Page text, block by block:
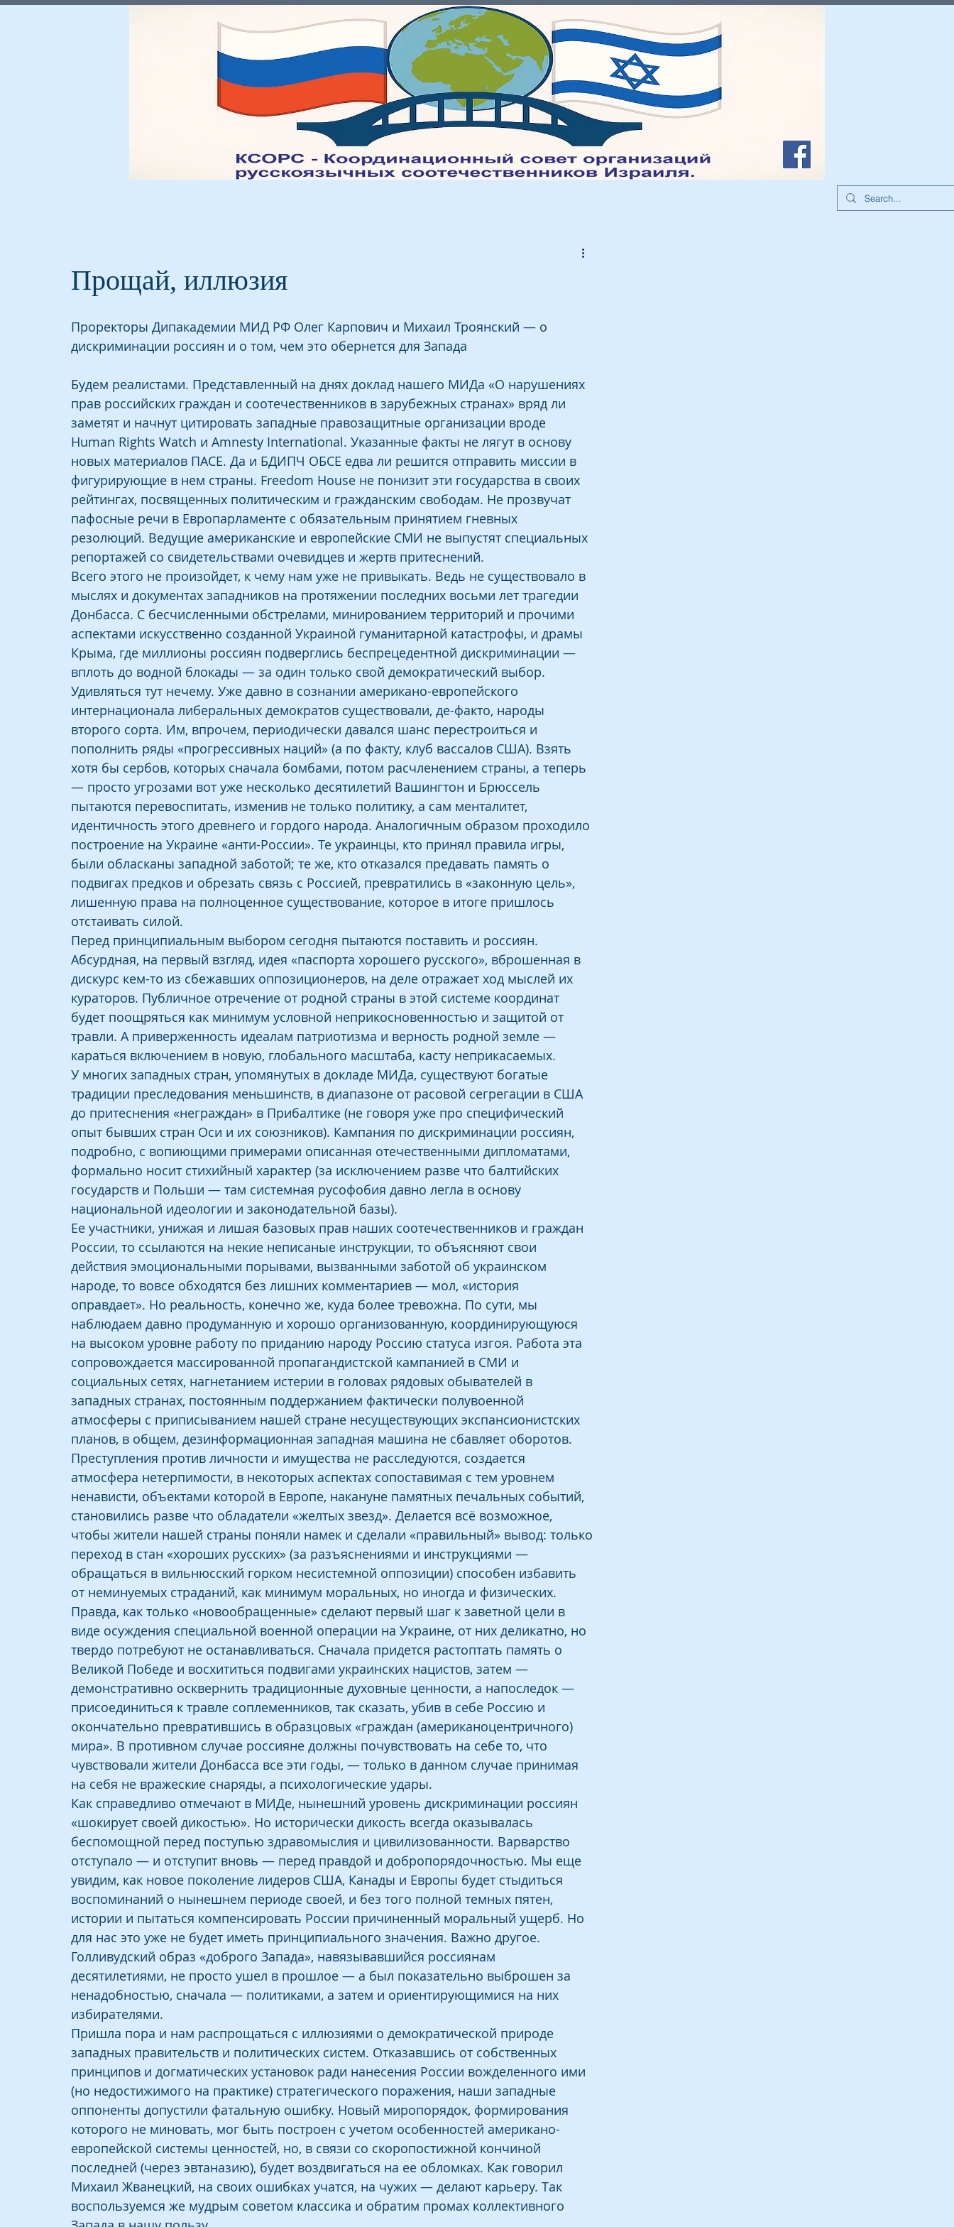
Прощай, иллюзия
Проректоры Дипакадемии МИД РФ Олег Карпович и Михаил Троянский — о
дискриминации россиян и о том, чем это обернется для Запада
Будем реалистами. Представленный на днях доклад нашего МИДа «О нарушениях
прав российских граждан и соотечественников в зарубежных странах» вряд ли
заметят и начнут цитировать западные правозащитные организации вроде
Human Rights Watch и Amnesty International. Указанные факты не лягут в основу
новых материалов ПАСЕ. Да и БДИПЧ ОБСЕ едва ли решится отправить миссии в
фигурирующие в нем страны. Freedom House не понизит эти государства в своих
рейтингах, посвященных политическим и гражданским свободам. Не прозвучат
пафосные речи в Европарламенте с обязательным принятием гневных
резолюций. Ведущие американские и европейские СМИ не выпустят специальных
репортажей со свидетельствами очевидцев и жертв притеснений.
Всего этого не произойдет, к чему нам уже не привыкать. Ведь не существовало в
мыслях и документах западников на протяжении последних восьми лет трагедии
Донбасса. С бесчисленными обстрелами, минированием территорий и прочими
аспектами искусственно созданной Украиной гуманитарной катастрофы, и драмы
Крыма, где миллионы россиян подверглись беспрецедентной дискриминации —
вплоть до водной блокады — за один только свой демократический выбор.
Удивляться тут нечему. Уже давно в сознании американо-европейского
интернационала либеральных демократов существовали, де-факто, народы
второго сорта. Им, впрочем, периодически давался шанс перестроиться и
пополнить ряды «прогрессивных наций» (а по факту, клуб вассалов США). Взять
хотя бы сербов, которых сначала бомбами, потом расчленением страны, а теперь
— просто угрозами вот уже несколько десятилетий Вашингтон и Брюссель
пытаются перевоспитать, изменив не только политику, а сам менталитет,
идентичность этого древнего и гордого народа. Аналогичным образом проходило
построение на Украине «анти-России». Те украинцы, кто принял правила игры,
были обласканы западной заботой; те же, кто отказался предавать память о
подвигах предков и обрезать связь с Россией, превратились в «законную цель»,
лишенную права на полноценное существование, которое в итоге пришлось
отстаивать силой.
Перед принципиальным выбором сегодня пытаются поставить и россиян.
Абсурдная, на первый взгляд, идея «паспорта хорошего русского», вброшенная в
дискурс кем-то из сбежавших оппозиционеров, на деле отражает ход мыслей их
кураторов. Публичное отречение от родной страны в этой системе координат
будет поощряться как минимум условной неприкосновенностью и защитой от
травли. А приверженность идеалам патриотизма и верность родной земле —
караться включением в новую, глобального масштаба, касту неприкасаемых.
У многих западных стран, упомянутых в докладе МИДа, существуют богатые
традиции преследования меньшинств, в диапазоне от расовой сегрегации в США
до притеснения «неграждан» в Прибалтике (не говоря уже про специфический
опыт бывших стран Оси и их союзников). Кампания по дискриминации россиян,
подробно, с вопиющими примерами описанная отечественными дипломатами,
формально носит стихийный характер (за исключением разве что балтийских
государств и Польши — там системная русофобия давно легла в основу
национальной идеологии и законодательной базы).
Ее участники, унижая и лишая базовых прав наших соотечественников и граждан
России, то ссылаются на некие неписаные инструкции, то объясняют свои
действия эмоциональными порывами, вызванными заботой об украинском
народе, то вовсе обходятся без лишних комментариев — мол, «история
оправдает». Но реальность, конечно же, куда более тревожна. По сути, мы
наблюдаем давно продуманную и хорошо организованную, координирующуюся
на высоком уровне работу по приданию народу Россию статуса изгоя. Работа эта
сопровождается массированной пропагандистской кампанией в СМИ и
социальных сетях, нагнетанием истерии в головах рядовых обывателей в
западных странах, постоянным поддержанием фактически полувоенной
атмосферы с приписыванием нашей стране несуществующих экспансионистских
планов, в общем, дезинформационная западная машина не сбавляет оборотов.
Преступления против личности и имущества не расследуются, создается
атмосфера нетерпимости, в некоторых аспектах сопоставимая с тем уровнем
ненависти, объектами которой в Европе, накануне памятных печальных событий,
становились разве что обладатели «желтых звезд». Делается всё возможное,
чтобы жители нашей страны поняли намек и сделали «правильный» вывод: только
переход в стан «хороших русских» (за разъяснениями и инструкциями —
обращаться в вильнюсский горком несистемной оппозиции) способен избавить
от неминуемых страданий, как минимум моральных, но иногда и физических.
Правда, как только «новообращенные» сделают первый шаг к заветной цели в
виде осуждения специальной военной операции на Украине, от них деликатно, но
твердо потребуют не останавливаться. Сначала придется растоптать память о
Великой Победе и восхититься подвигами украинских нацистов, затем —
демонстративно осквернить традиционные духовные ценности, а напоследок —
присоединиться к травле соплеменников, так сказать, убив в себе Россию и
окончательно превратившись в образцовых «граждан (американоцентричного)
мира». В противном случае россияне должны почувствовать на себе то, что
чувствовали жители Донбасса все эти годы, — только в данном случае принимая
на себя не вражеские снаряды, а психологические удары.
Как справедливо отмечают в МИДе, нынешний уровень дискриминации россиян
«шокирует своей дикостью». Но исторически дикость всегда оказывалась
беспомощной перед поступью здравомыслия и цивилизованности. Варварство
отступало — и отступит вновь — перед правдой и добропорядочностью. Мы еще
увидим, как новое поколение лидеров США, Канады и Европы будет стыдиться
воспоминаний о нынешнем периоде своей, и без того полной темных пятен,
истории и пытаться компенсировать России причиненный моральный ущерб. Но
для нас это уже не будет иметь принципиального значения. Важно другое.
Голливудский образ «доброго Запада», навязывавшийся россиянам
десятилетиями, не просто ушел в прошлое — а был показательно выброшен за
ненадобностью, сначала — политиками, а затем и ориентирующимися на них
избирателями.
Пришла пора и нам распрощаться с иллюзиями о демократической природе
западных правительств и политических систем. Отказавшись от собственных
принципов и догматических установок ради нанесения России вожделенного ими
(но недостижимого на практике) стратегического поражения, наши западные
оппоненты допустили фатальную ошибку. Новый миропорядок, формирования
которого не миновать, мог быть построен с учетом особенностей американо-
европейской системы ценностей, но, в связи со скоропостижной кончиной
последней (через эвтаназию), будет воздвигаться на ее обломках. Как говорил
Михаил Жванецкий, на своих ошибках учатся, на чужих — делают карьеру. Так
воспользуемся же мудрым советом классика и обратим промах коллективного